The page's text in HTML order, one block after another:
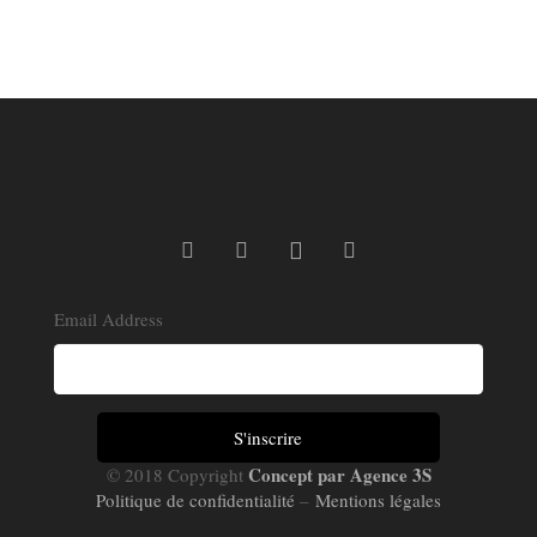
Email Address
© 2018 Copyright Concept par Agence 3S
Politique de confidentialité – Mentions légales